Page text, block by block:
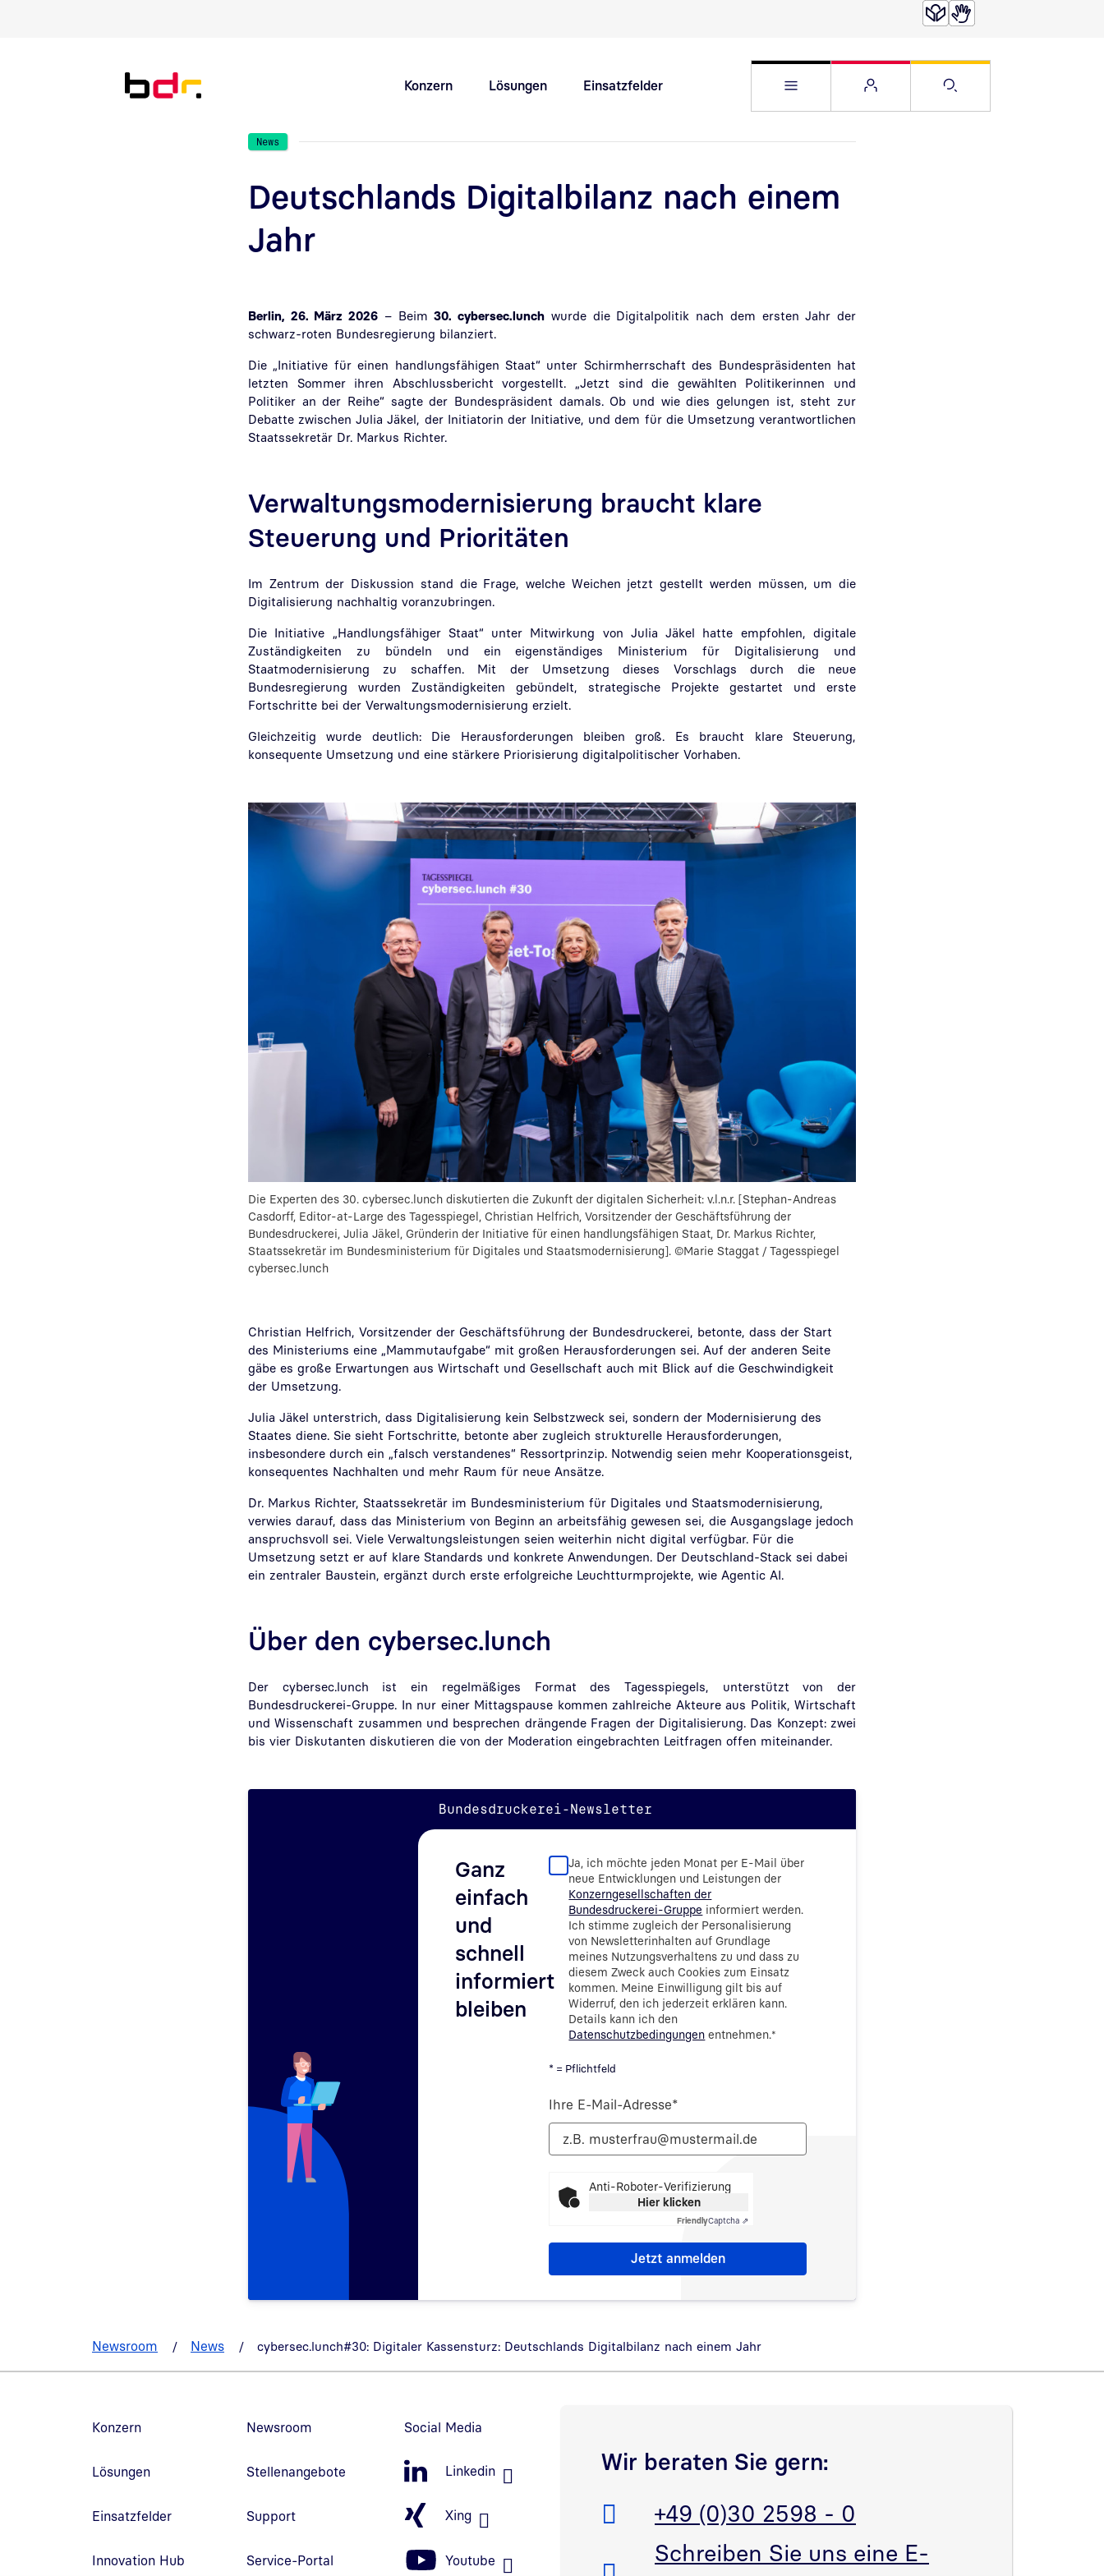
Konzern Lösungen Einsatzfelder
Innovation Hub Karriere
Websitemenü öffnenService Menü öffnen
Suche öffnen
News
Deutschlands Digitalbilanz nach einem
Jahr
Berlin, 26. März 2026 – Beim30. cybersec.lunch wurde die Digitalpolitik nach dem ersten Jahr der
schwarz-roten Bundesregierung bilanziert.
Die „Initiative für einen handlungsfähigen Staat“ unter Schirmherrschaft des Bundespräsidenten hat
letzten Sommer ihren Abschlussbericht vorgestellt. „Jetzt sind die gewählten Politikerinnen und
Politiker an der Reihe“ sagte der Bundespräsident damals. Ob und wie dies gelungen ist, steht zur
Debatte zwischen Julia Jäkel, der Initiatorin der Initiative, und dem für die Umsetzung verantwortlichen
Staatssekretär Dr. Markus Richter.
Verwaltungsmodernisierung braucht klare
Steuerung und Prioritäten
Im Zentrum der Diskussion stand die Frage, welche Weichen jetzt gestellt werden müssen, um die
Digitalisierung nachhaltig voranzubringen.
Die Initiative „Handlungsfähiger Staat“ unter Mitwirkung von Julia Jäkel hatte empfohlen, digitale
Zuständigkeiten zu bündeln und ein eigenständiges Ministerium für Digitalisierung und
Staatmodernisierung zu schaffen. Mit der Umsetzung dieses Vorschlags durch die neue
Bundesregierung wurden Zuständigkeiten gebündelt, strategische Projekte gestartet und erste
Fortschritte bei der Verwaltungsmodernisierung erzielt.
Gleichzeitig wurde deutlich: Die Herausforderungen bleiben groß. Es braucht klare Steuerung,
konsequente Umsetzung und eine stärkere Priorisierung digitalpolitischer Vorhaben.
Die Experten des 30. cybersec.lunch diskutierten die Zukunft der digitalen Sicherheit: v.l.n.r. [Stephan-Andreas
Casdorff, Editor-at-Large des Tagesspiegel, Christian Helfrich, Vorsitzender der Geschäftsführung der
Bundesdruckerei, Julia Jäkel, Gründerin der Initiative für einen handlungsfähigen Staat, Dr. Markus Richter,
Staatssekretär im Bundesministerium für Digitales und Staatsmodernisierung]. ©Marie Staggat / Tagesspiegel
cybersec.lunch
Christian Helfrich, Vorsitzender der Geschäftsführung der Bundesdruckerei, betonte, dass der Start
des Ministeriums eine „Mammutaufgabe“ mit großen Herausforderungen sei. Auf der anderen Seite
gäbe es große Erwartungen aus Wirtschaft und Gesellschaft auch mit Blick auf die Geschwindigkeit
der Umsetzung.
Julia Jäkel unterstrich, dass Digitalisierung kein Selbstzweck sei, sondern der Modernisierung des
Staates diene. Sie sieht Fortschritte, betonte aber zugleich strukturelle Herausforderungen,
insbesondere durch ein „falsch verstandenes“ Ressortprinzip. Notwendig seien mehr Kooperationsgeist,
konsequentes Nachhalten und mehr Raum für neue Ansätze.
Dr. Markus Richter, Staatssekretär im Bundesministerium für Digitales und Staatsmodernisierung,
verwies darauf, dass das Ministerium von Beginn an arbeitsfähig gewesen sei, die Ausgangslage jedoch
anspruchsvoll sei. Viele Verwaltungsleistungen seien weiterhin nicht digital verfügbar. Für die
Umsetzung setzt er auf klare Standards und konkrete Anwendungen. Der Deutschland-Stack sei dabei
ein zentraler Baustein, ergänzt durch erste erfolgreiche Leuchtturmprojekte, wie Agentic AI.
Über den cybersec.lunch
Der cybersec.lunch ist ein regelmäßiges Format des Tagesspiegels, unterstützt von der
Bundesdruckerei-Gruppe. In nur einer Mittagspause kommen zahlreiche Akteure aus Politik, Wirtschaft
und Wissenschaft zusammen und besprechen drängende Fragen der Digitalisierung. Das Konzept: zwei
bis vier Diskutanten diskutieren die von der Moderation eingebrachten Leitfragen offen miteinander.
Bundesdruckerei-Newsletter
Ganz
einfach
und
schnell
informiert
bleiben
Ja, ich möchte jeden Monat per E-Mail über
neue Entwicklungen und Leistungen der
Konzerngesellschaften der
Bundesdruckerei-Gruppe informiert werden.
Ich stimme zugleich der Personalisierung
von Newsletterinhalten auf Grundlage
meines Nutzungsverhaltens zu und dass zu
diesem Zweck auch Cookies zum Einsatz
kommen. Meine Einwilligung gilt bis auf
Widerruf, den ich jederzeit erklären kann.
Details kann ich den
Datenschutzbedingungen entnehmen.*
* = Pflichtfeld
Ihre E-Mail-Adresse*
Anti-Roboter-Verifizierung
Hier klicken
FriendlyCaptcha ⇗
Newsroom News cybersec.lunch#30: Digitaler Kassensturz: Deutschlands Digitalbilanz nach einem Jahr
Konzern
Lösungen
Einsatzfelder
Innovation Hub
Newsroom
Stellenangebote
Support
Service-Portal
Social Media
Linkedin
Xing
Youtube
Wir beraten Sie gern:
Telefon:
+49 (0)30 2598 - 0
E-Mail:
Schreiben Sie uns eine E-